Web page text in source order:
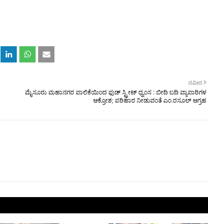
ನವೀನ
ಮೈಸೂರು ಮಹಾನಗರ ಪಾಲಿಕೆಯಿಂದ ಫುಡ್ ಸ್ಟ್ರೀಟ್ ಧ್ವಂಸ : ಬೀದಿ ಬದಿ ವ್ಯಾಪಾರಿಗಳ
ಆಕ್ರೋಶ; ಪರಿಹಾರ ನೀಡುವಂತೆ ಎಂ.ರಸೂಲ್ ಆಗ್ರಹ